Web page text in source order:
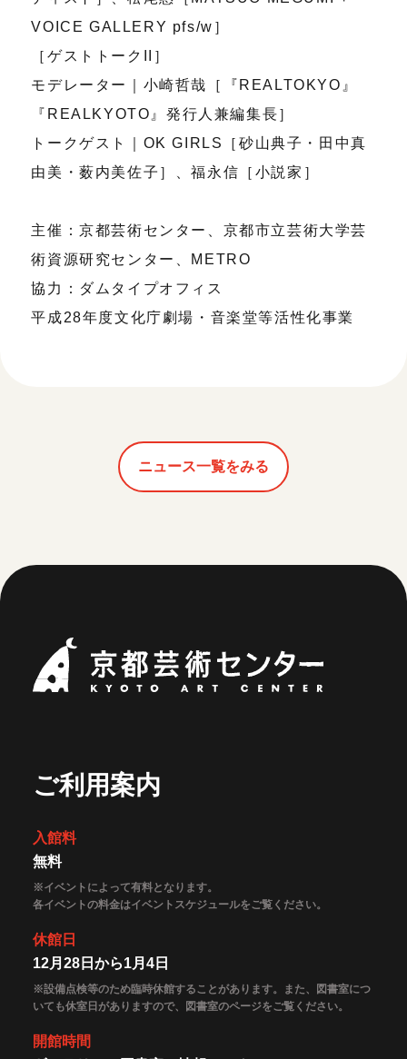
VOICE GALLERY pfs/w］
［ゲストトークII］
モデレーター｜小崎哲哉［『REALTOKYO』
『REALKYOTO』発行人兼編集長］
トークゲスト｜OK GIRLS［砂山典子・田中真
由美・薮内美佐子］、福永信［小説家］
主催：京都芸術センター、京都市立芸術大学芸
術資源研究センター、METRO
協力：ダムタイプオフィス
平成28年度文化庁劇場・音楽堂等活性化事業
ニュース一覧をみる
ご利用案内
入館料
無料
※イベントによって有料となります。
各イベントの料金はイベントスケジュールをご覧ください。
休館日
12月28日から1月4日
※設備点検等のため臨時休館することがあります。また、図書室につ
いても休室日がありますので、図書室のページをご覧ください。
開館時間